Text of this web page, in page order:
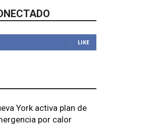
LIKE
York activa plan de
por calor